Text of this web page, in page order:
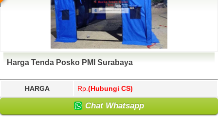
Harga Tenda Posko PMI Surabaya
HARGA Rp. (Hubungi CS)
Chat Whatsapp